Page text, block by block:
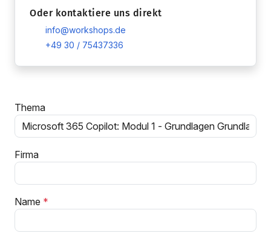
Thema
Firma
Name
Oder kontaktiere uns direkt
info@workshops.de
+49 30 / 75437336